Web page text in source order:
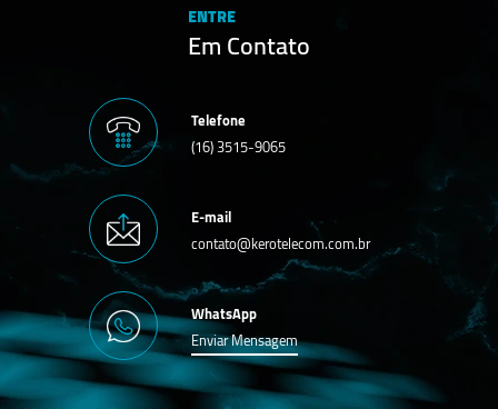
ENTRE
Em Contato
Telefone
(16) 3515-9065
E-mail
contato@kerotelecom.com.br
WhatsApp
Enviar Mensagem